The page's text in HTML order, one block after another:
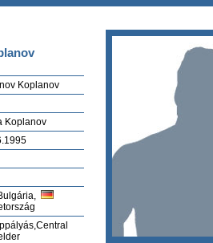
Koplanov
Koplanov